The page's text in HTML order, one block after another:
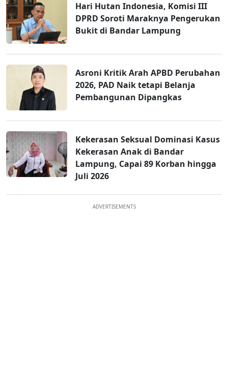
Hari Hutan Indonesia, Komisi III
DPRD Soroti Maraknya Pengerukan
Bukit di Bandar Lampung
Asroni Kritik Arah APBD Perubahan
2026, PAD Naik tetapi Belanja
Pembangunan Dipangkas
Kekerasan Seksual Dominasi Kasus
Kekerasan Anak di Bandar
Lampung, Capai 89 Korban hingga
Juli 2026
ADVERTISEMENTS